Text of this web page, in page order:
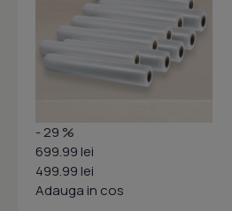
- 29 %
699.99 lei
499.99 lei
Adauga in cos